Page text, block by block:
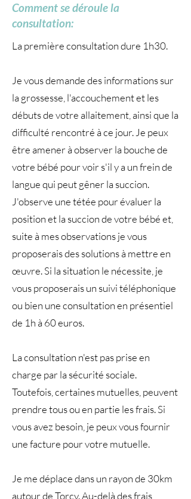
Comment se déroule la
consultation:
La première consultation dure 1h30.
Je vous demande des informations sur
la grossesse, l'accouchement et les
débuts de votre allaitement, ainsi que la
difficulté rencontré à ce jour. Je peux
être amener à observer la bouche de
votre bébé pour voir s'il y a un frein de
langue qui peut gêner la succion.
J'observe une tétée pour évaluer la
position et la succion de votre bébé et,
suite à mes observations je vous
proposerais des solutions à mettre en
œuvre. Si la situation le nécessite, je
vous proposerais un suivi téléphonique
ou bien une consultation en présentiel
de 1h à 60 euros.
La consultation n'est pas prise en
charge par la sécurité sociale.
Toutefois, certaines mutuelles, peuvent
prendre tous ou en partie les frais. Si
vous avez besoin, je peux vous fournir
une facture pour votre mutuelle.
Je me déplace dans un rayon de 30km
autour de Torcy. Au-delà des frais